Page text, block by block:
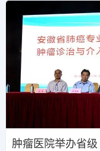
肿瘤医院举办省